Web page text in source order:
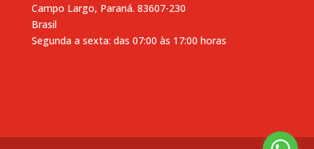
Campo Largo, Paraná. 83607-230
Brasil
Segunda a sexta: das 07:00 às 17:00 horas